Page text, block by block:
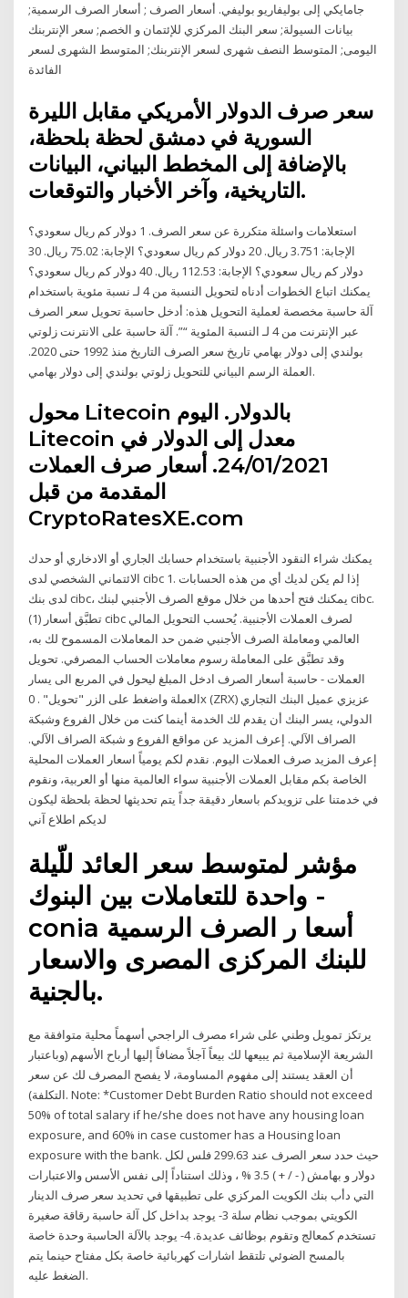
جامايكي إلى بوليفاريو بوليفي. أسعار الصرف ; أسعار الصرف الرسمية;
بيانات السيولة; سعر البنك المركزي للإئتمان و الخصم; سعر الإنتربنك
اليومى; المتوسط النصف شهرى لسعر الإنتربنك; المتوسط الشهرى لسعر
الفائدة
سعر صرف الدولار الأمريكي مقابل الليرة
السورية في دمشق لحظة بلحظة،
بالإضافة إلى المخطط البياني، البيانات
التاريخية، وآخر الأخبار والتوقعات.
استعلامات واسئلة متكررة عن سعر الصرف. 1 دولار كم ريال سعودي؟
الإجابة: 3.751 ريال. 20 دولار كم ريال سعودي؟ الإجابة: 75.02 ريال. 30
دولار كم ريال سعودي؟ الإجابة: 112.53 ريال. 40 دولار كم ريال سعودي؟
يمكنك اتباع الخطوات أدناه لتحويل النسبة من 4 لـ نسبة مئوية باستخدام
آلة حاسبة مخصصة لعملية التحويل هذه: أدخل حاسبة تحويل سعر الصرف
عبر الإنترنت من 4 لـ النسبة المئوية “”. آلة حاسبة على الانترنت زلوتي
بولندي إلى دولار بهامي تاريخ سعر الصرف التاريخ منذ 1992 حتى 2020.
العملة الرسم البياني للتحويل زلوتي بولندي إلى دولار بهامي.
محول Litecoin بالدولار. اليوم
Litecoin معدل إلى الدولار في
24/01/2021. أسعار صرف العملات
المقدمة من قبل
CryptoRatesXE.com
يمكنك شراء النقود الأجنبية باستخدام حسابك الجاري أو الادخاري أو حدك
الائتماني الشخصي لدى cibc 1. إذا لم يكن لديك أي من هذه الحسابات
لدى بنك cibc، يمكنك فتح أحدها من خلال موقع الصرف الأجنبي لبنك cibc.
(1) تطبَّق أسعار cibc لصرف العملات الأجنبية. يُحسب التحويل المالي
العالمي ومعاملة الصرف الأجنبي ضمن حد المعاملات المسموح لك به،
وقد تطبَّق على المعاملة رسوم معاملات الحساب المصرفي. تحويل
العملات - حاسبة أسعار الصرف ادخل المبلغ ليحول في المربع الى يسار
العملة واضغط على الزر "تحويل" . 0x (ZRX) عزيزي عميل البنك التجاري
الدولي، يسر البنك أن يقدم لك الخدمة أينما كنت من خلال الفروع وشبكة
الصراف الآلي. إعرف المزيد عن مواقع الفروع و شبكة الصراف الآلي.
إعرف المزيد صرف العملات اليوم. نقدم لكم يومياً اسعار العملات المحلية
الخاصة بكم مقابل العملات الأجنبية سواء العالمية منها أو العربية، ونقوم
في خدمتنا على تزويدكم باسعار دقيقة جداً يتم تحديثها لحظة بلحظة ليكون
لديكم اطلاع آني
مؤشر لمتوسط سعر العائد للّيلة
واحدة للتعاملات بين البنوك -
conia أسعا ر الصرف الرسمية
للبنك المركزى المصرى والاسعار
بالجنية.
يرتكز تمويل وطني على شراء مصرف الراجحي أسهماً محلية متوافقة مع
الشريعة الإسلامية ثم يبيعها لك بيعاً آجلاً مضافاً إليها أرباح الأسهم (وباعتبار
أن العقد يستند إلى مفهوم المساومة، لا يفصح المصرف لك عن سعر
التكلفة). Note: *Customer Debt Burden Ratio should not exceed
50% of total salary if he/she does not have any housing loan
exposure, and 60% in case customer has a Housing loan
exposure with the bank. حيث حدد سعر الصرف عند 299.63 فلس لكل
دولار و بهامش ( - / + ) 3.5 % ، وذلك استناداً إلى نفس الأسس والاعتبارات
التي دأب بنك الكويت المركزي على تطبيقها في تحديد سعر صرف الدينار
الكويتي بموجب نظام سلة 3- يوجد بداخل كل آلة حاسبة رقاقة صغيرة
تستخدم كمعالج وتقوم بوظائف عديدة. 4- يوجد بالآلة الحاسبة وحدة خاصة
بالمسح الضوئي تلتقط اشارات كهربائية خاصة بكل مفتاح حينما يتم
الضغط عليه.